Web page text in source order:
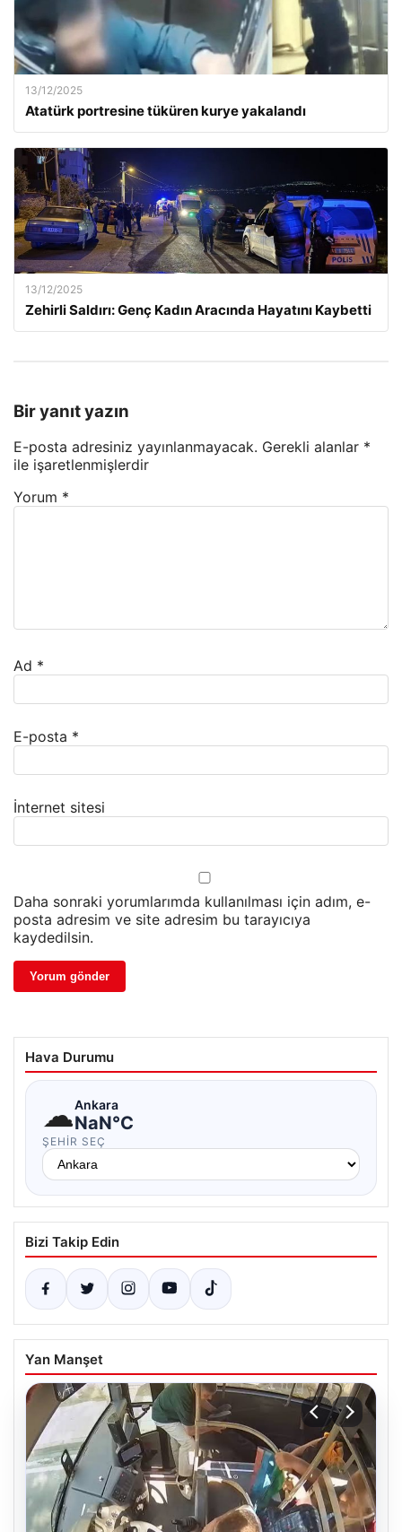
13/12/2025
Atatürk portresine tüküren kurye yakalandı
13/12/2025
Zehirli Saldırı: Genç Kadın Aracında Hayatını Kaybetti
Bir yanıt yazın
E-posta adresiniz yayınlanmayacak. Gerekli alanlar *
ile işaretlenmişlerdir
Yorum *
Ad *
E-posta *
İnternet sitesi
Daha sonraki yorumlarımda kullanılması için adım, e-
posta adresim ve site adresim bu tarayıcıya
kaydedilsin.
Hava Durumu
☁Ankara
NaN°C
ŞEHIR SEÇ
Bizi Takip Edin
Yan Manşet